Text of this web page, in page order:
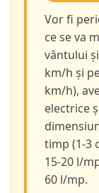
Vor fi
ce se va
vântului
km/h și
km/h),
electrice
timp (1-3
15-20 l/
60 l/mp.